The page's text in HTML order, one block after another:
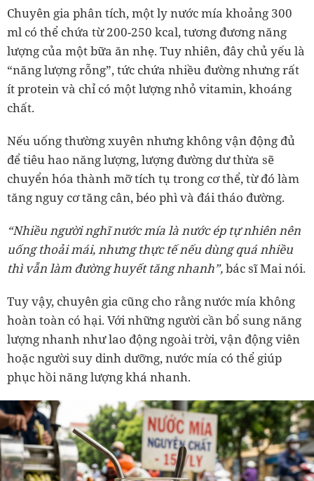
Chuyên gia phân tích, một ly nước mía khoảng 300
ml có thể chứa từ 200-250 kcal, tương đương năng
lượng của một bữa ăn nhẹ. Tuy nhiên, đây chủ yếu là
“năng lượng rỗng”, tức chứa nhiều đường nhưng rất
ít protein và chỉ có một lượng nhỏ vitamin, khoáng
chất.
Nếu uống thường xuyên nhưng không vận động đủ
để tiêu hao năng lượng, lượng đường dư thừa sẽ
chuyển hóa thành mỡ tích tụ trong cơ thể, từ đó làm
tăng nguy cơ tăng cân, béo phì và đái tháo đường.
“Nhiều người nghĩ nước mía là nước ép tự nhiên nên
uống thoải mái, nhưng thực tế nếu dùng quá nhiều
thì vẫn làm đường huyết tăng nhanh”,bác sĩ Mai nói.
Tuy vậy, chuyên gia cũng cho rằng nước mía không
hoàn toàn có hại. Với những người cần bổ sung năng
lượng nhanh như lao động ngoài trời, vận động viên
hoặc người suy dinh dưỡng, nước mía có thể giúp
phục hồi năng lượng khá nhanh.